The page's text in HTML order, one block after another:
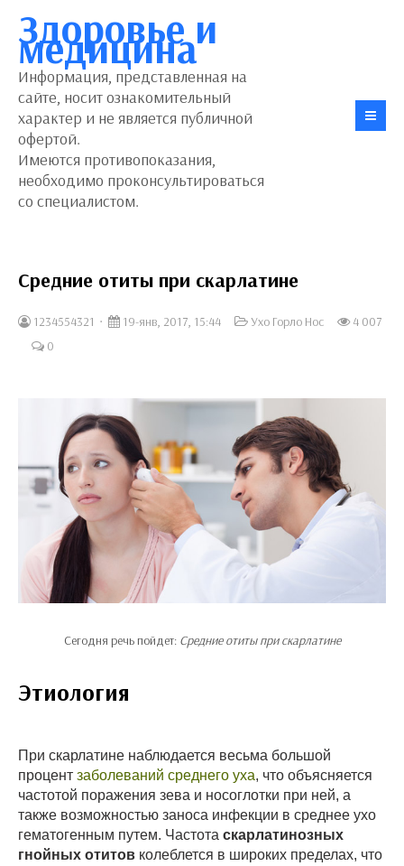
Здоровье и
медицина
Информация, представленная на
сайте, носит ознакомительный
характер и не является публичной
офертой.
Имеются противопоказания,
необходимо проконсультироваться
со специалистом.
Средние отиты при скарлатине
1234554321 19-янв, 2017, 15:44 Ухо Горло Нос
4 007
0
Сегодня речь пойдет: Средние отиты при скарлатине
Этиология
При скарлатине наблюдается весьма большой
процент заболеваний среднего уха, что объясняется
частотой поражения зева и носоглотки при ней, а
также возможностью заноса инфекции в среднее ухо
гематогенным путем. Частота скарлатинозных
гнойных отитов колеблется в широких пределах, что